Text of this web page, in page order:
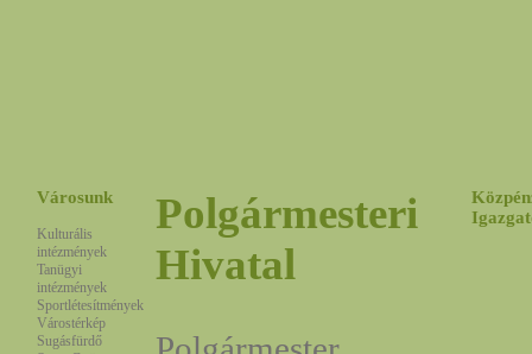
Városunk
Kulturális
intézmények
Tanügyi
intézmények
Sportlétesítmények
Várostérkép
Sugásfürdő
Polgármesteri
Hivatal